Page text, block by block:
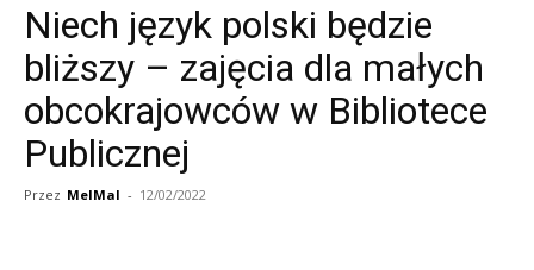
Niech język polski będzie
bliższy – zajęcia dla małych
obcokrajowców w Bibliotece
Publicznej
Przez MelMal - 12/02/2022